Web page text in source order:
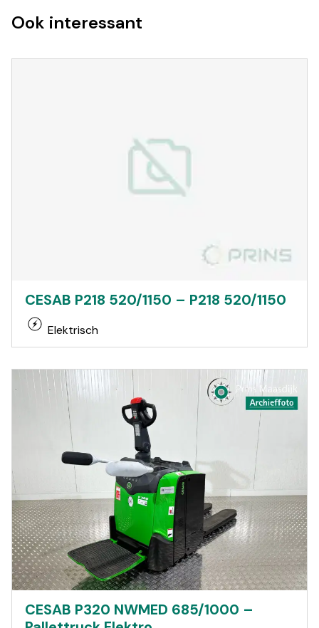
Ook interessant
CESAB P218 520/1150 – P218 520/1150
Elektrisch
CESAB P320 NWMED 685/1000 –